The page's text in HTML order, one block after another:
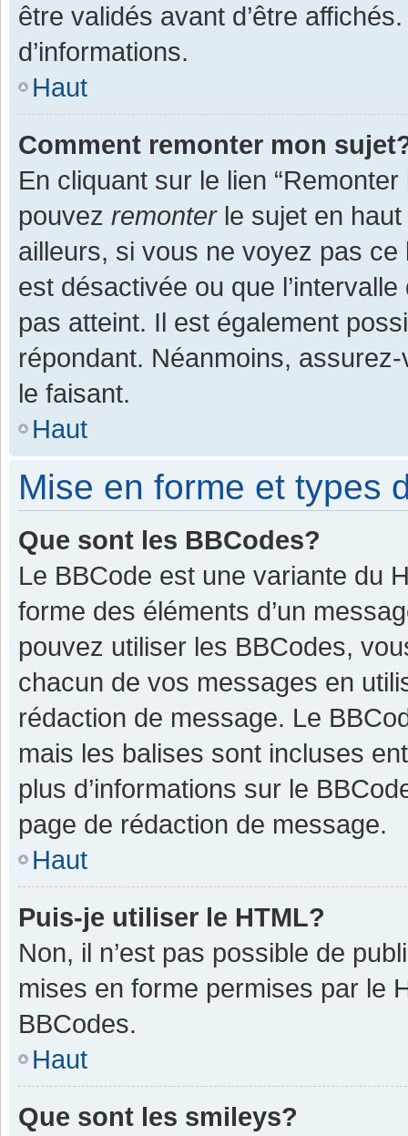
être validés avant d’être
d’informations.
Haut
Comment remonter mon
En cliquant sur le lien
pouvez remonterle sujet en haut
ailleurs, si vous ne voyez pas
est désactivée ou que
pas atteint. Il est également
répondant. Néanmoins,
le faisant.
Haut
Mise en forme et types
Que sont les BBCodes?
Le BBCode est une variante du
forme des éléments d’un
pouvez utiliser les BBCodes,
chacun de vos messages en
rédaction de message. Le
mais les balises sont incluses
plus d’informations sur le
page de rédaction de message.
Haut
Puis-je utiliser le HTML?
Non, il n’est pas possible de
mises en forme permises par le
BBCodes.
Haut
Que sont les smileys?